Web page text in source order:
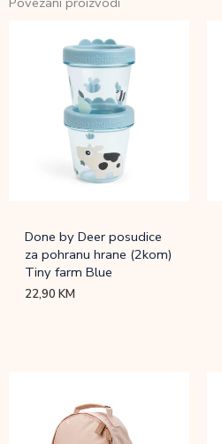
Done by Deer posudice
za pohranu hrane (2kom)
Tiny farm Blue
22,90KM